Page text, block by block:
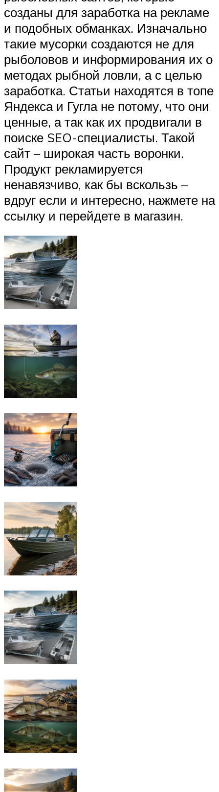
созданы для заработка на рекламе
и подобных обманках. Изначально
такие мусорки создаются не для
рыболовов и информирования их о
методах рыбной ловли, а с целью
заработка. Статьи находятся в топе
Яндекса и Гугла не потому, что они
ценные, а так как их продвигали в
поиске SEO-специалисты. Такой
сайт – широкая часть воронки.
Продукт рекламируется
ненавязчиво, как бы вскользь –
вдруг если и интересно, нажмете на
ссылку и перейдете в магазин.